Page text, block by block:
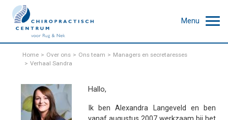
Menu
Home Over ons Ons team
Managers en secretaresses
Verhaal Sandra
Hallo,
Ik ben Alexandra Langeveld en ben